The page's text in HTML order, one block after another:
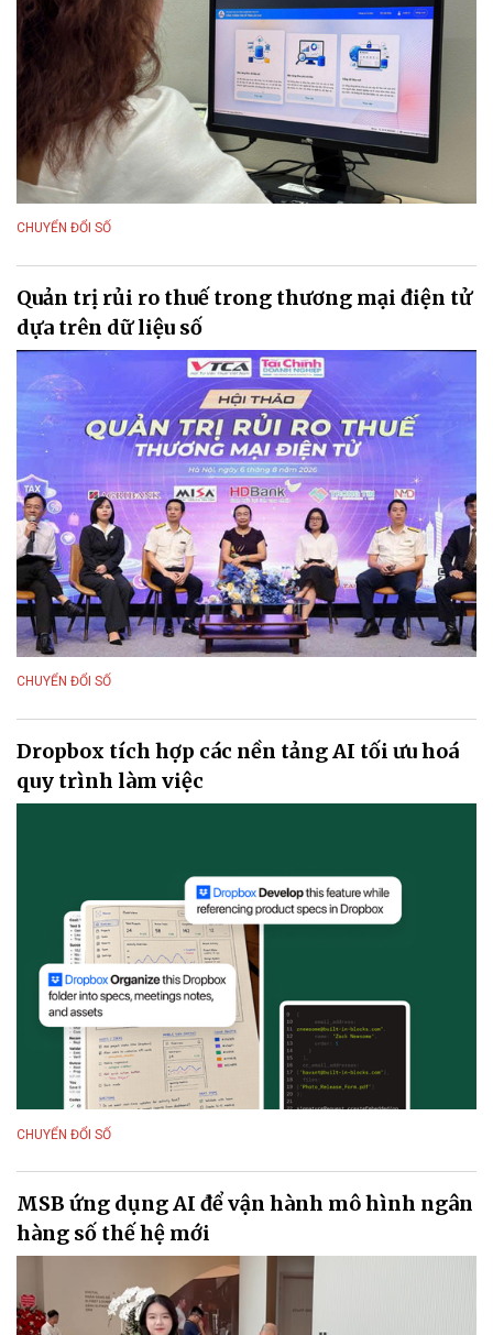
CHUYỂN ĐỔI SỐ
Quản trị rủi ro thuế trong thương mại điện tử
dựa trên dữ liệu số
CHUYỂN ĐỔI SỐ
Dropbox tích hợp các nền tảng AI tối ưu hoá
quy trình làm việc
CHUYỂN ĐỔI SỐ
MSB ứng dụng AI để vận hành mô hình ngân
hàng số thế hệ mới